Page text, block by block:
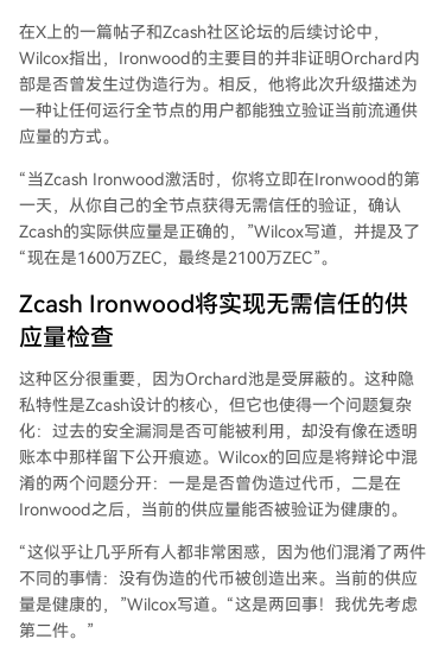
是否被利用提供证据。
在X上的一篇帖子和Zcash社区论坛的后续讨论中，
Wilcox指出，Ironwood的主要目的并非证明Orchard内
部是否曾发生过伪造行为。相反，他将此次升级描述为
一种让任何运行全节点的用户都能独立验证当前流通供
应量的方式。
“当Zcash Ironwood激活时，你将立即在Ironwood的第
一天，从你自己的全节点获得无需信任的验证，确认
Zcash的实际供应量是正确的，”Wilcox写道，并提及了
“现在是1600万ZEC，最终是2100万ZEC”。
Zcash Ironwood将实现无需信任的供
应量检查
这种区分很重要，因为Orchard池是受屏蔽的。这种隐
私特性是Zcash设计的核心，但它也使得一个问题复杂
化：过去的安全漏洞是否可能被利用，却没有像在透明
账本中那样留下公开痕迹。Wilcox的回应是将辩论中混
淆的两个问题分开：一是是否曾伪造过代币，二是在
Ironwood之后，当前的供应量能否被验证为健康的。
“这似乎让几乎所有人都非常困惑，因为他们混淆了两件
不同的事情：没有伪造的代币被创造出来。当前的供应
量是健康的，”Wilcox写道。“这是两回事！我优先考虑
第二件。”